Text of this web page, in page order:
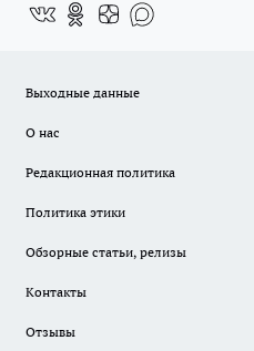
Выходные данные
О нас
Редакционная политика
Политика этики
Обзорные статьи, релизы
Контакты
Отзывы